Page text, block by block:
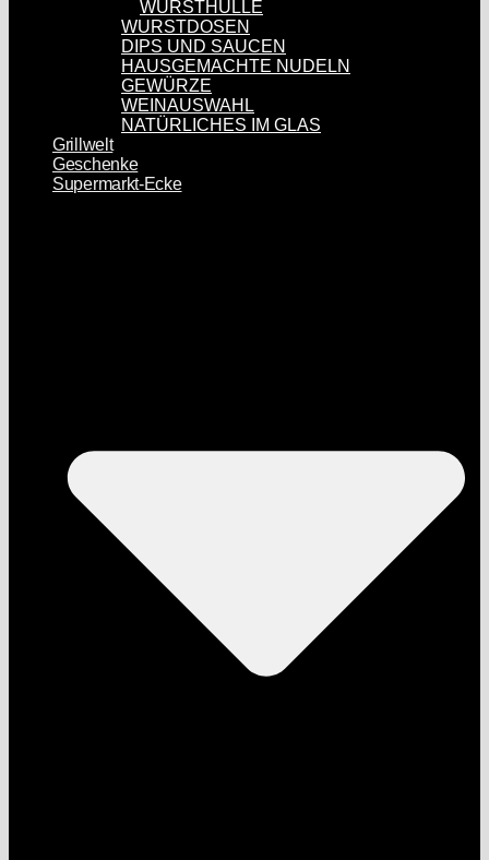
WURSTHÜLLE
WURSTDOSEN
DIPS UND SAUCEN
HAUSGEMACHTE NUDELN
GEWÜRZE
WEINAUSWAHL
NATÜRLICHES IM GLAS
Grillwelt
Geschenke
Supermarkt-Ecke